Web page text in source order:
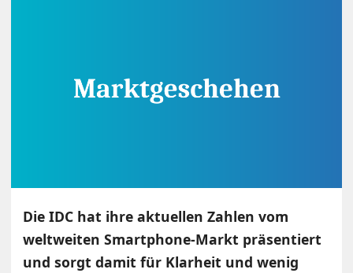
Die IDC hat ihre aktuellen Zahlen vom
weltweiten Smartphone-Markt präsentiert
und sorgt damit für Klarheit und wenig